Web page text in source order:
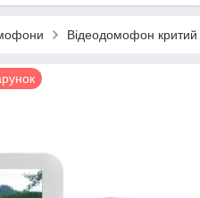
Відеодомофон